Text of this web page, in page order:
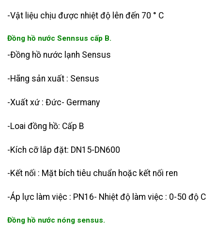
-Vật liệu chịu được nhiệt độ lên đến 70 ° C
Đồng hồ nước Sennsus cấp B.
-Đồng hồ nước lạnh Sensus
-Hãng sản xuất : Sensus
-Xuất xứ : Đức- Germany
-Loai đồng hồ: Cấp B
-Kích cỡ lắp đặt: DN15-DN600
-Kết nối : Mặt bích tiêu chuẩn hoặc kết nối ren
-Áp lực làm việc : PN16- Nhiệt độ làm việc : 0-50 độ C
Đồng hồ nước nóng sensus.